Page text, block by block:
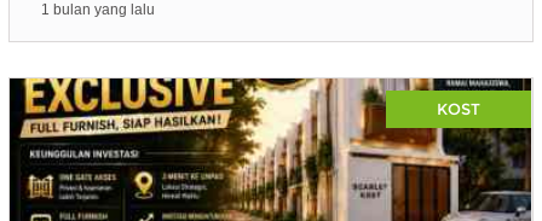
1 bulan yang lalu
KOST